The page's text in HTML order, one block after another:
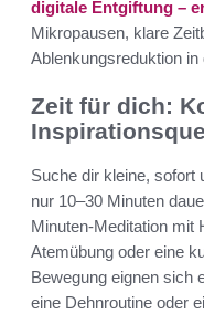
digitale Entgiftung –
Mikropausen, klare
Ablenkungsreduktion in
Zeit für dich:
Suche dir kleine, sofort
nur 10–30 Minuten
Minuten-Meditation mit
Atemübung oder eine
Bewegung eignen sich
eine Dehnroutine oder